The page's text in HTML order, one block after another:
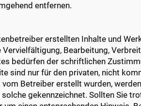
entfernen.
erstellten Inhalte und
Vervielfältigung, Bearbeitung,
bedürfen der schriftlichen
sind nur für den privaten, nicht
Betreiber erstellt wurden,
gekennzeichnet. Sollten Sie